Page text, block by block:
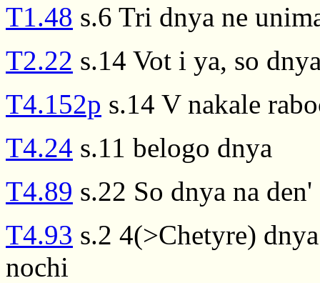
T1.48 s.6 Tri dnya ne
T2.22 s.14 Vot i ya, so
T4.152p s.14 V nakale
T4.24 s.11 belogo dnya
T4.89 s.22 So dnya na
T4.93 s.2 4(>Chetyre)
nochi